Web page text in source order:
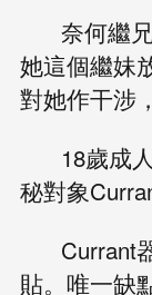
奈何繼
她這個繼妹
對她作干涉
18歲成
秘對象
Currant
貼。唯一缺